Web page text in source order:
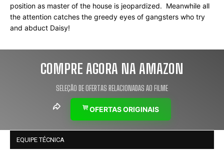
position as master of the house is jeopardized.  Meanwhile all
the attention catches the greedy eyes of gangsters who try
and abduct Daisy!
COMPRE AGORA NA AMAZON
SELEÇÃO DE OFERTAS RELACIONADAS AO FILME
OFERTAS ORIGINAIS
EQUIPE TÉCNICA